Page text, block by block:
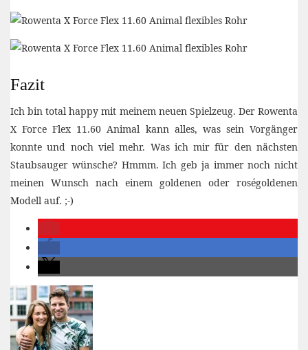
Fazit
Ich bin total happy mit meinem neuen Spielzeug. Der Rowenta
X Force Flex 11.60 Animal kann alles, was sein Vorgänger
konnte und noch viel mehr. Was ich mir für den nächsten
Staubsauger wünsche? Hmmm. Ich geb ja immer noch nicht
meinen Wunsch nach einem goldenen oder roségoldenen
Modell auf. ;-)